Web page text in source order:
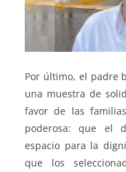
Por último, el padre
una muestra de
favor de las
poderosa: que el
espacio para la
que los